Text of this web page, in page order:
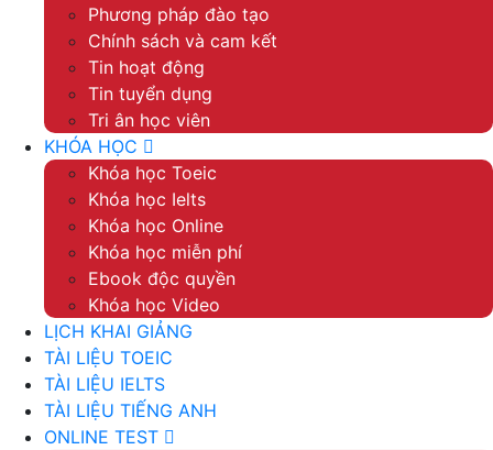
Phương pháp đào tạo
Chính sách và cam kết
Tin hoạt động
Tin tuyển dụng
Tri ân học viên
KHÓA HỌC
Khóa học Toeic
Khóa học Ielts
Khóa học Online
Khóa học miễn phí
Ebook độc quyền
Khóa học Video
LỊCH KHAI GIẢNG
TÀI LIỆU TOEIC
TÀI LIỆU IELTS
TÀI LIỆU TIẾNG ANH
ONLINE TEST